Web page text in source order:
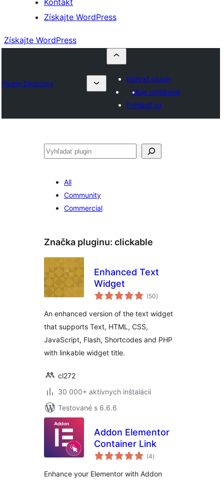
Kontakt
Získajte WordPress
Získajte WordPress
Plugin Directory
Nahrať plugin
Moje obľúbené
Prihlásiť sa
Hľadať
All
Community
Commercial
Značka pluginu: clickable
Enhanced Text
Widget
(50celkové
hodnotenie
)
An enhanced version of the text widget
that supports Text, HTML, CSS,
JavaScript, Flash, Shortcodes and PHP
with linkable widget title.
cl272
30 000+ aktívnych inštalácií
Testované s 6.6.6
Addon Elementor
Container Link
(4celkové
hodnotenie
)
Enhance your Elementor with Addon